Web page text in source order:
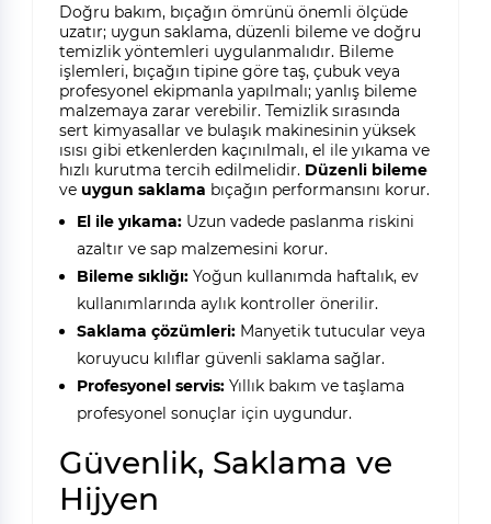
Doğru bakım, bıçağın ömrünü önemli ölçüde
uzatır; uygun saklama, düzenli bileme ve doğru
temizlik yöntemleri uygulanmalıdır. Bileme
işlemleri, bıçağın tipine göre taş, çubuk veya
profesyonel ekipmanla yapılmalı; yanlış bileme
malzemaya zarar verebilir. Temizlik sırasında
sert kimyasallar ve bulaşık makinesinin yüksek
ısısı gibi etkenlerden kaçınılmalı, el ile yıkama ve
hızlı kurutma tercih edilmelidir. Düzenli bileme
ve uygun saklama bıçağın performansını korur.
El ile yıkama:Uzun vadede paslanma riskini
azaltır ve sap malzemesini korur.
Bileme sıklığı:Yoğun kullanımda haftalık, ev
kullanımlarında aylık kontroller önerilir.
Saklama çözümleri:Manyetik tutucular veya
koruyucu kılıflar güvenli saklama sağlar.
Profesyonel servis:Yıllık bakım ve taşlama
profesyonel sonuçlar için uygundur.
Güvenlik, Saklama ve
Hijyen